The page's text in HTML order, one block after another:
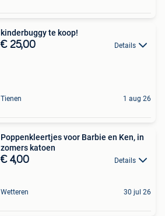
kinderbuggy te koop!
€ 25,00 Details
Tienen 1 aug 26
Poppenkleertjes voor Barbie en Ken, in
zomers katoen
€ 4,00 Details
Wetteren 30 jul 26